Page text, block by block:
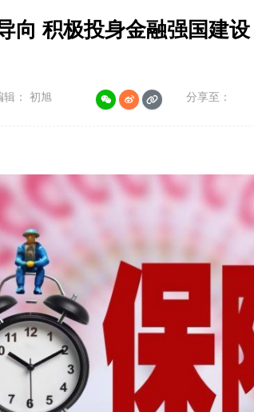
金融强国建设 太平人寿召开2024年工
辑： 初旭 分享至：